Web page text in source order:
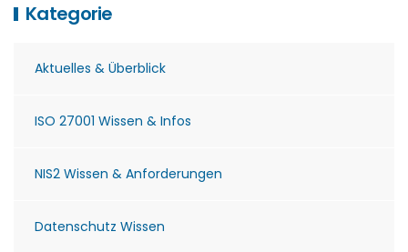
Kategorie
Aktuelles & Überblick
ISO 27001 Wissen & Infos
NIS2 Wissen & Anforderungen
Datenschutz Wissen